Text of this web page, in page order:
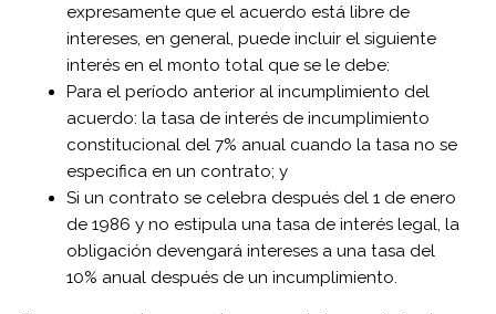
expresamente que el acuerdo está libre de
intereses, en general, puede incluir el siguiente
interés en el monto total que se le debe:
Para el período anterior al incumplimiento del
acuerdo: la tasa de interés de incumplimiento
constitucional del 7% anual cuando la tasa no se
especifica en un contrato; y
Si un contrato se celebra después del 1 de enero
de 1986 y no estipula una tasa de interés legal, la
obligación devengará intereses a una tasa del
10% anual después de un incumplimiento.